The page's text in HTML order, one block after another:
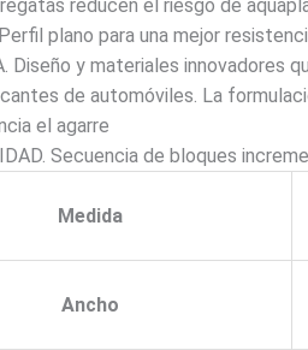
reducen el riesgo de
Perfil plano para una mejor
Diseño y materiales
de automóviles. La
el agarre
Secuencia de bloques
Medida
Ancho